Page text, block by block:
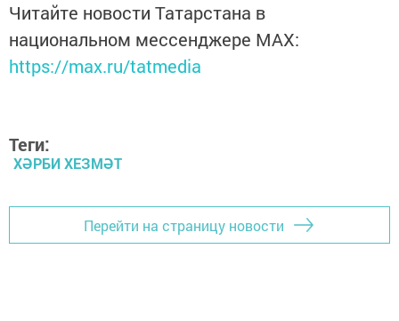
Читайте новости Татарстана в
национальном мессенджере MАХ:
https://max.ru/tatmedia
Теги:
ХӘРБИ ХЕЗМӘТ
Перейти на страницу новости